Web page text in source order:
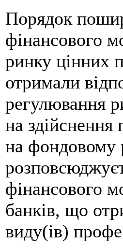
Порядок
фінансового
ринку цінних
отримали
регулювання
на здійснення
на фондовому
фінансового
банків, що
виду(ів)